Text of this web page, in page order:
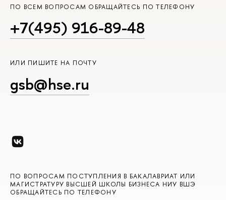
ПО ВСЕМ ВОПРОСАМ ОБРАЩАЙТЕСЬ ПО ТЕЛЕФОНУ
+7(495) 916-89-48
ИЛИ ПИШИТЕ НА ПОЧТУ
gsb@hse.ru
ПО ВОПРОСАМ ПОСТУПЛЕНИЯ В БАКАЛАВРИАТ ИЛИ
МАГИСТРАТУРУ ВЫСШЕЙ ШКОЛЫ БИЗНЕСА НИУ ВШЭ
ОБРАЩАЙТЕСЬ ПО ТЕЛЕФОНУ